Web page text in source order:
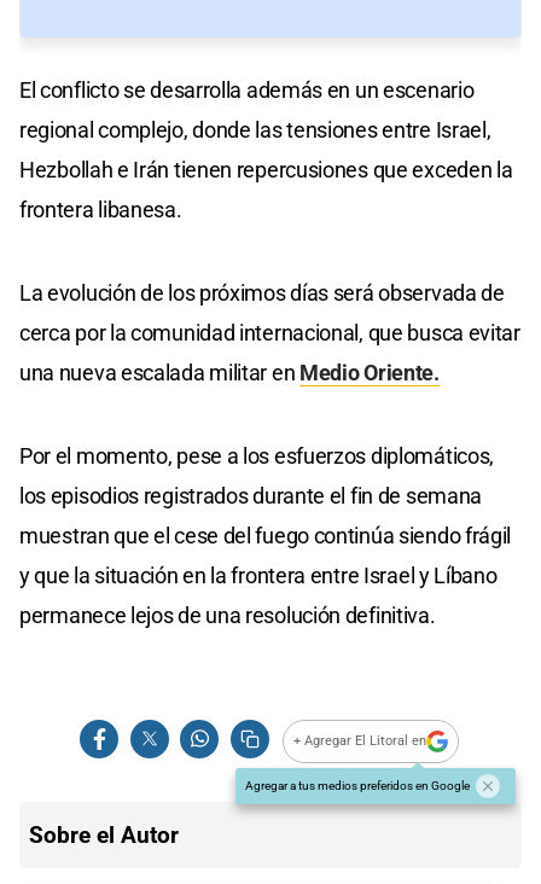
El conflicto se desarrolla además en un escenario
regional complejo, donde las tensiones entre Israel,
Hezbollah e Irán tienen repercusiones que exceden la
frontera libanesa.
La evolución de los próximos días será observada de
cerca por la comunidad internacional, que busca evitar
una nueva escalada militar en Medio Oriente.
Por el momento, pese a los esfuerzos diplomáticos,
los episodios registrados durante el fin de semana
muestran que el cese del fuego continúa siendo frágil
y que la situación en la frontera entre Israel y Líbano
permanece lejos de una resolución definitiva.
+ Agregar El Litoral en
Agregar a tus medios preferidos en Google
Sobre el Autor